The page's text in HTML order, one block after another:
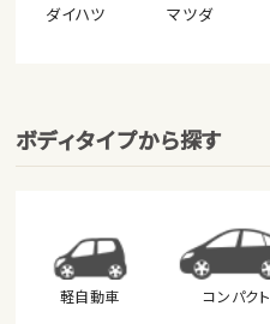
ダイハツ マツダ
ボディタイプから探す
軽自動車 コンパクト